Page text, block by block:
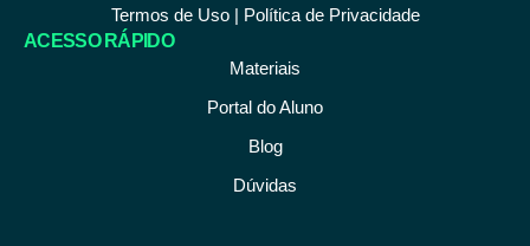
Termos de Uso | Política de Privacidade
ACESSO RÁPIDO
Materiais
Portal do Aluno
Blog
Dúvidas